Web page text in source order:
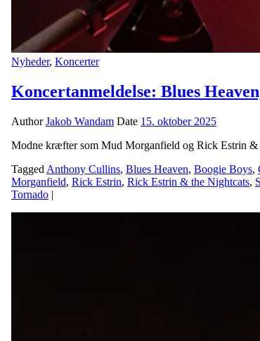
Nyheder, Koncerter
Koncertanmeldelse: Blues
AuthorJakob Wandam Date 15. oktober 2025
Modne kræfter som Mud Morganfield og Rick Estrin &
Tagged Anthony Cullins, Blues Heaven, Boogie Boys,
Morganfield, Rick Estrin, Rick Estrin & the Nightcats,
Tornado |